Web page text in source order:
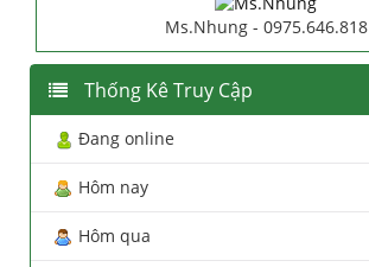
Ms.Nhung - 0975.646.818
Thống Kê Truy Cập
Đang online
Hôm nay
Hôm qua